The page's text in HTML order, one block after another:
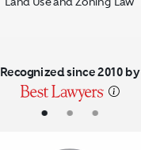
• • •
Recognized since 2010 by